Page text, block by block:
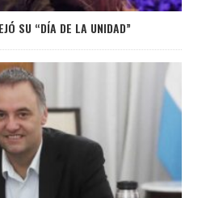
SU “DÍA DE LA UNIDAD”